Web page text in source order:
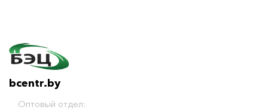
bcentr.by
Оптовый отдел: